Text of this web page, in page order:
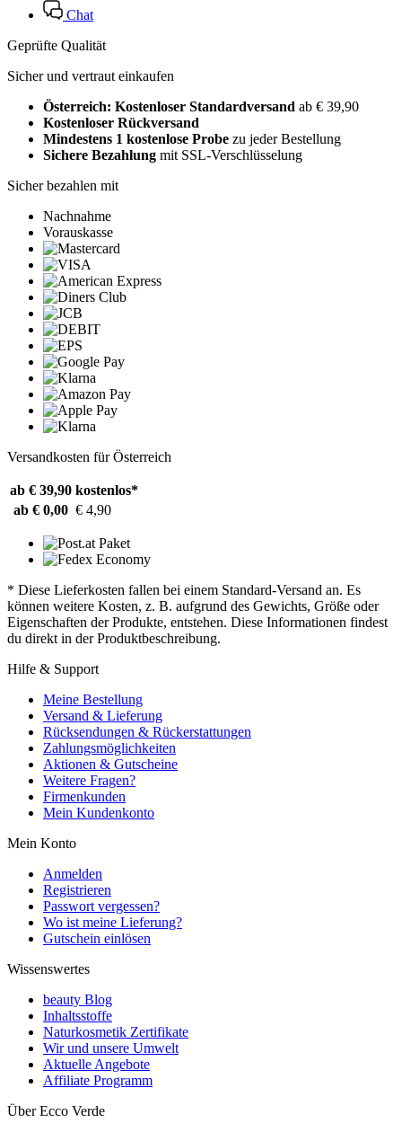
Chat
Geprüfte Qualität
Sicher und vertraut einkaufen
Österreich: Kostenloser Standardversand ab € 39,90
Kostenloser Rückversand
Mindestens 1 kostenlose Probe zu jeder Bestellung
Sichere Bezahlung mit SSL-Verschlüsselung
Sicher bezahlen mit
Nachnahme
Vorauskasse
Versandkosten für Österreich
ab € 39,90 kostenlos*
ab € 0,00 € 4,90
* Diese Lieferkosten fallen bei einem Standard-Versand an. Es
können weitere Kosten, z. B. aufgrund des Gewichts, Größe oder
Eigenschaften der Produkte, entstehen. Diese Informationen findest
du direkt in der Produktbeschreibung.
Hilfe & Support
Meine Bestellung
Versand & Lieferung
Rücksendungen & Rückerstattungen
Zahlungsmöglichkeiten
Aktionen & Gutscheine
Weitere Fragen?
Firmenkunden
Mein Kundenkonto
Mein Konto
Anmelden
Registrieren
Passwort vergessen?
Wo ist meine Lieferung?
Gutschein einlösen
Wissenswertes
beauty Blog
Inhaltsstoffe
Naturkosmetik Zertifikate
Wir und unsere Umwelt
Aktuelle Angebote
Affiliate Programm
Über Ecco Verde